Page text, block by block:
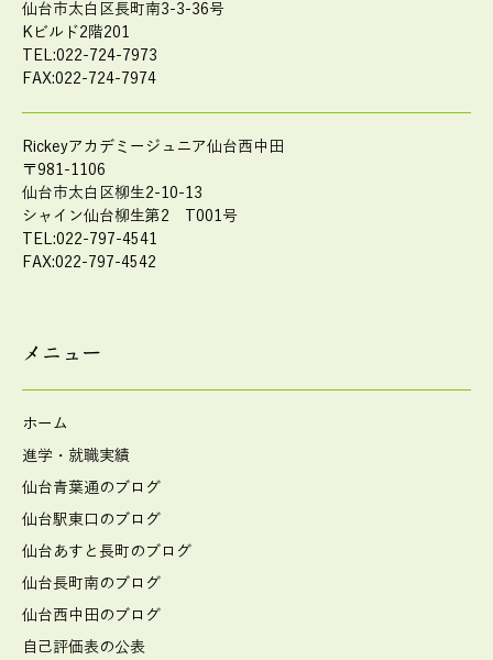
仙台市太白区長町南3-3-36号
Kビルド2階201
TEL:022-724-7973
FAX:022-724-7974
Rickeyアカデミージュニア仙台西中田
〒981-1106
仙台市太白区柳生2-10-13
シャイン仙台柳生第2 T001号
TEL:022-797-4541
FAX:022-797-4542
メニュー
ホーム
進学・就職実績
仙台青葉通のブログ
仙台駅東口のブログ
仙台あすと長町のブログ
仙台長町南のブログ
仙台西中田のブログ
自己評価表の公表